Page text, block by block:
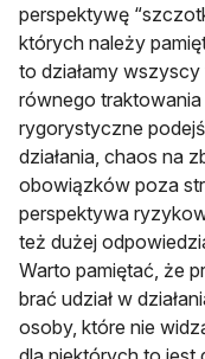
perspektywę
których należy
to działamy wszyscy
równego
rygorystyczne
działania, chaos na
obowiązków poza
perspektywa
też dużej
Warto pamiętać, że
brać udział w
osoby, które nie